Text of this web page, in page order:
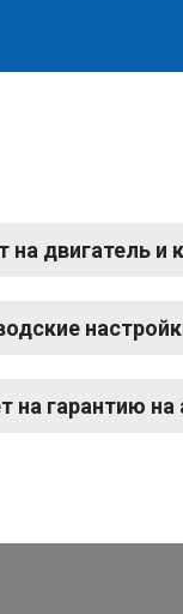
на двигатель и
на гарантию